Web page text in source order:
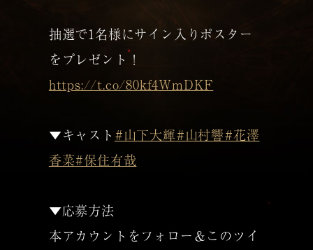
抽選で1名様にサイン入りポスター
をプレゼント！
https://t.co/80kf4WmDKF
▼キャスト #山下大輝#山村響#花澤
香菜#保住有哉
▼応募方法
本アカウントをフォロー＆このツイ